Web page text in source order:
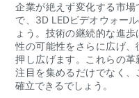
企業が絶えず変化する市
で、3D LEDビデオウォー
ょう。技術の継続的な進
性の可能性をさらに広げ
押し広げます。これらの
注目を集めるだけでなく
確立できるでしょう。